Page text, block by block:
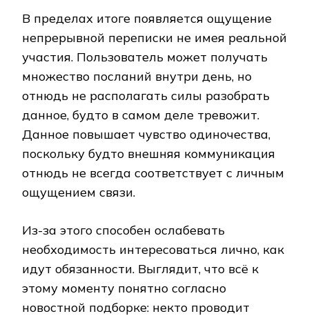
В пределах итоге появляется ощущение
непрерывной переписки не имея реальной
участия. Пользователь может получать
множество посланий внутри день, но
отнюдь не располагать силы разобрать
данное, будто в самом деле тревожит.
Данное повышает чувство одиночества,
поскольку будто внешняя коммуникация
отнюдь не всегда соответствует с личным
ощущением связи.
Из-за этого способен ослабевать
необходимость интересоваться лично, как
идут обязанности. Выглядит, что всё к
этому моменту понятно согласно
новостной подборке: некто проводит